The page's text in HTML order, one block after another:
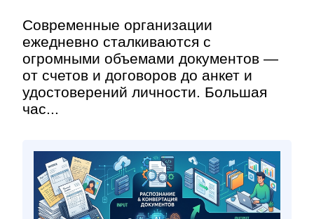
Современные организации
ежедневно сталкиваются с
огромными объемами документов —
от счетов и договоров до анкет и
удостоверений личности. Большая
час...